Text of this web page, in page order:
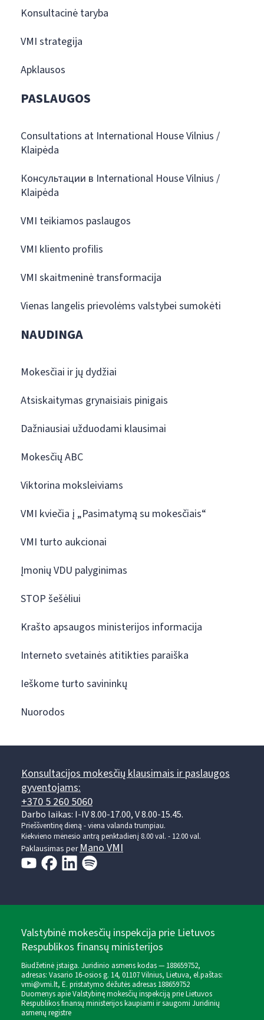
Konsultacinė taryba
VMI strategija
Apklausos
PASLAUGOS
Consultations at International House Vilnius /
Klaipėda
Консультации в International House Vilnius /
Klaipėda
VMI teikiamos paslaugos
VMI kliento profilis
VMI skaitmeninė transformacija
Vienas langelis prievolėms valstybei sumokėti
NAUDINGA
Mokesčiai ir jų dydžiai
Atsiskaitymas grynaisiais pinigais
Dažniausiai užduodami klausimai
Mokesčių ABC
Viktorina moksleiviams
VMI kviečia į „Pasimatymą su mokesčiais“
VMI turto aukcionai
Įmonių VDU palyginimas
STOP šešėliui
Krašto apsaugos ministerijos informacija
Interneto svetainės atitikties paraiška
Ieškome turto savininkų
Nuorodos
Konsultacijos mokesčių klausimais ir paslaugos
gyventojams:
+370 5 260 5060
Darbo laikas: I-IV 8.00-17.00, V 8.00-15.45.
Prieššventinę dieną - viena valanda trumpiau.
Kiekvieno mėnesio antrą penktadienį 8.00 val. - 12.00 val.
Paklausimas perMano VMI
Valstybinė mokesčių inspekcija prie Lietuvos
Respublikos finansų ministerijos
Biudžetinė įstaiga. Juridinio asmens kodas — 188659752,
adresas: Vasario 16-osios g. 14, 01107 Vilnius, Lietuva, el.paštas:
vmi@vmi.lt, E. pristatymo dėžutės adresas 188659752
Duomenys apie Valstybinę mokesčių inspekciją prie Lietuvos
Respublikos finansų ministerijos kaupiami ir saugomi Juridinių
asmenų registre